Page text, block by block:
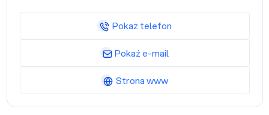
Pokaż telefon
Pokaż e-mail
Strona www